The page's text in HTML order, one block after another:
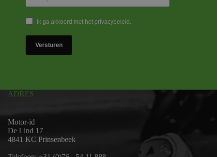
Ik ga akkoord met het privacybeleid.
Versturen
ADRES
Motor-id
De Lind 17
4841 KC Prinsenbeek